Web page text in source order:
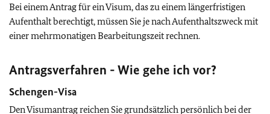
Bei einem Antrag für ein Visum, das zu einem längerfristigen
Aufenthalt berechtigt, müssen Sie je nach Aufenthaltszweck mit
einer mehrmonatigen Bearbeitungszeit rechnen.
Antragsverfahren - Wie gehe ich vor?
Schengen-Visa
Den Visumantrag reichen Sie grundsätzlich persönlich bei der